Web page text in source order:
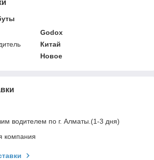
Godox
Китай
Новое
водителем по г. Алматы.(1-3 дня)
компания